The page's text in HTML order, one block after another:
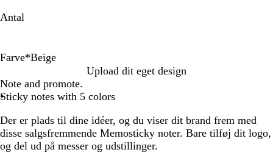
Antal
Farve*Beige
e
i
e
h
i
e
Upload dit eget design
Note and promote.
Sticky notes with 5 colors
Der er plads til dine idéer, og du viser dit brand frem med
disse salgsfremmende Memosticky noter. Bare tilføj dit logo,
og del ud på messer og udstillinger.